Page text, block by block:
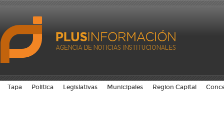
Tapa Politica Legislativas Municipales Region Capital